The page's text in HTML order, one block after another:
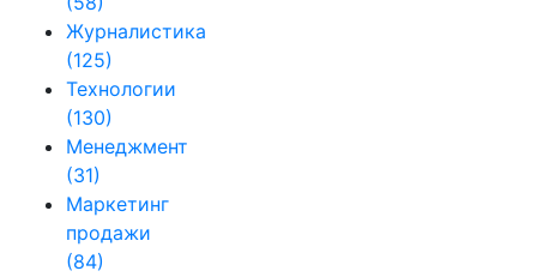
Журналистика
(125)
Технологии
(130)
Менеджмент
(31)
Маркетинг
продажи
(84)